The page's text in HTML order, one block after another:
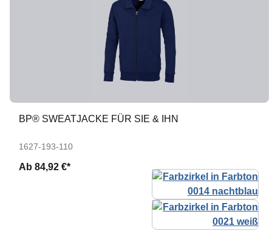
BP® SWEATJACKE FÜR SIE & IHN
1627-193-110
Ab 84,92 €*